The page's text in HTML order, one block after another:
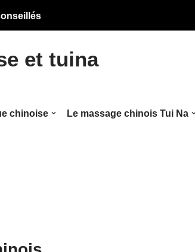
et tuina
chinoise Le massage chinois Tui Na